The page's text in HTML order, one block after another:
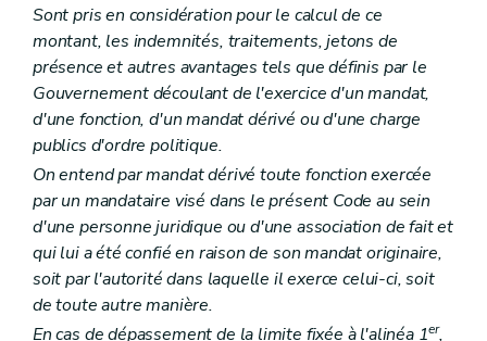
Art. L1522-6
Art. L1522-7
Art. L1522-8
Chapitre III Les intercommunales
Section première Les statuts
Art. L1523-1
Art. L1523-2
Art. L1523-3
Art. L1523-4
Art. L1523-5
Art. L1523-6
Section 2 Les organes de l'intercommunale
Sous-section première Dispositions générales
Art. L1523-7
Art. L1523-8
Art. L1523-9
Sont pris en considération pour le calcul de ce
montant, les indemnités, traitements, jetons de
présence et autres avantages tels que définis par le
Gouvernement découlant de l'exercice d'un mandat,
d'une fonction, d'un mandat dérivé ou d'une charge
publics d'ordre politique.
On entend par mandat dérivé toute fonction exercée
par un mandataire visé dans le présent Code au sein
d'une personne juridique ou d'une association de fait et
qui lui a été confié en raison de son mandat originaire,
soit par l'autorité dans laquelle il exerce celui-ci, soit
de toute autre manière.
En cas de dépassement de la limite fixée à l'alinéa 1er,